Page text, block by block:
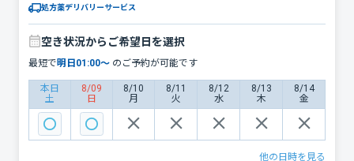
く対応。 毎日10:00〜21:00まで診療し
ており、忙しい方でも受診しやすい体制
を整えています。 【当院について】 牛込
ンライン診療を安全に活用できる体制
を整えた、 オンライン完結型クリニッ
クです。 健康保険を利用しながら、 一般
内科から生活習慣病まで、継続しやすい
医療を提供しています。 「急な体調不良
を相談したい」 「健康診断で異常を指摘
処方薬デリバリーサービス
空き状況からご希望日を選択
最短で 明日01:00〜 のご予約が可能です
本日
土
8/09
日
8/10
月
8/11
火
8/12
水
8/13
木
8/14
金
他の日時を見る